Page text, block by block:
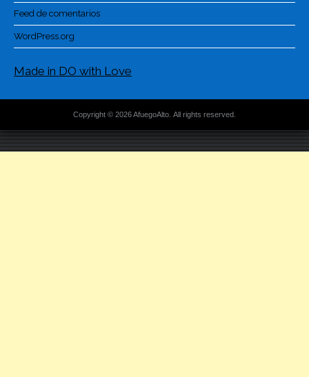
Feed de comentarios
WordPress.org
Made in DO with Love
Copyright © 2026 AfuegoAlto. All rights reserved.